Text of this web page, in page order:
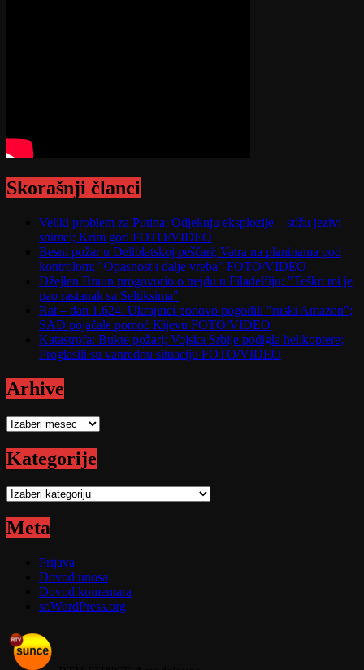
Skorašnji članci
Veliki problem za Putina; Odjekuju eksplozije – stižu jezivi
snimci; Krim gori FOTO/VIDEO
Besni požar u Deliblatskoj peščari; Vatra na planinama pod
kontrolom; "Opasnost i dalje vreba" FOTO/VIDEO
Džejlen Braun progovorio o trejdu u Filadelfiju: "Teško mi je
pao rastanak sa Seltiksima"
Rat – dan 1.624: Ukrajinci ponovo pogodili "ruski Amazon";
SAD pojačale pomoć Kijevu FOTO/VIDEO
Katastrofa: Bukte požari; Vojska Srbije podigla helikoptere;
Proglasili su vanrednu situaciju FOTO/VIDEO
Arhive
Arhive
Kategorije
Kategorije
Meta
Prijava
Dovod unosa
Dovod komentara
sr.WordPress.org